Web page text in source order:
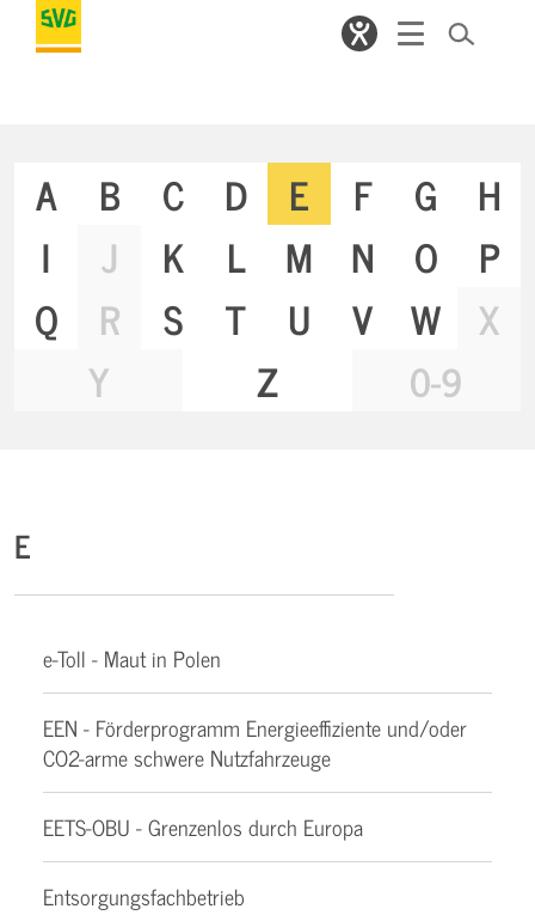
A B C D E F G
H
I
J K L M N O
P
Q
R S T U V W
X
Y
Z 0-9
E
e-Toll - Maut in Polen
EEN - Förderprogramm Energieeffiziente und/oder
CO2-arme schwere Nutzfahrzeuge
EETS-OBU - Grenzenlos durch Europa
Entsorgungsfachbetrieb